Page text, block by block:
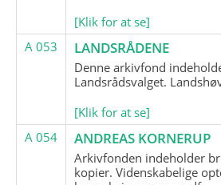
[Klik for at se]
A 053
LANDSRÅDENE
Denne arkivfond
Landsrådsvalget.
[Klik for at se]
A 054
ANDREAS KORNERUP
Arkivfonden indeholder
kopier. Videnskabelige